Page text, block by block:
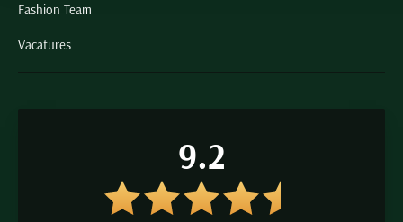
Fashion Team
Vacatures
9.2